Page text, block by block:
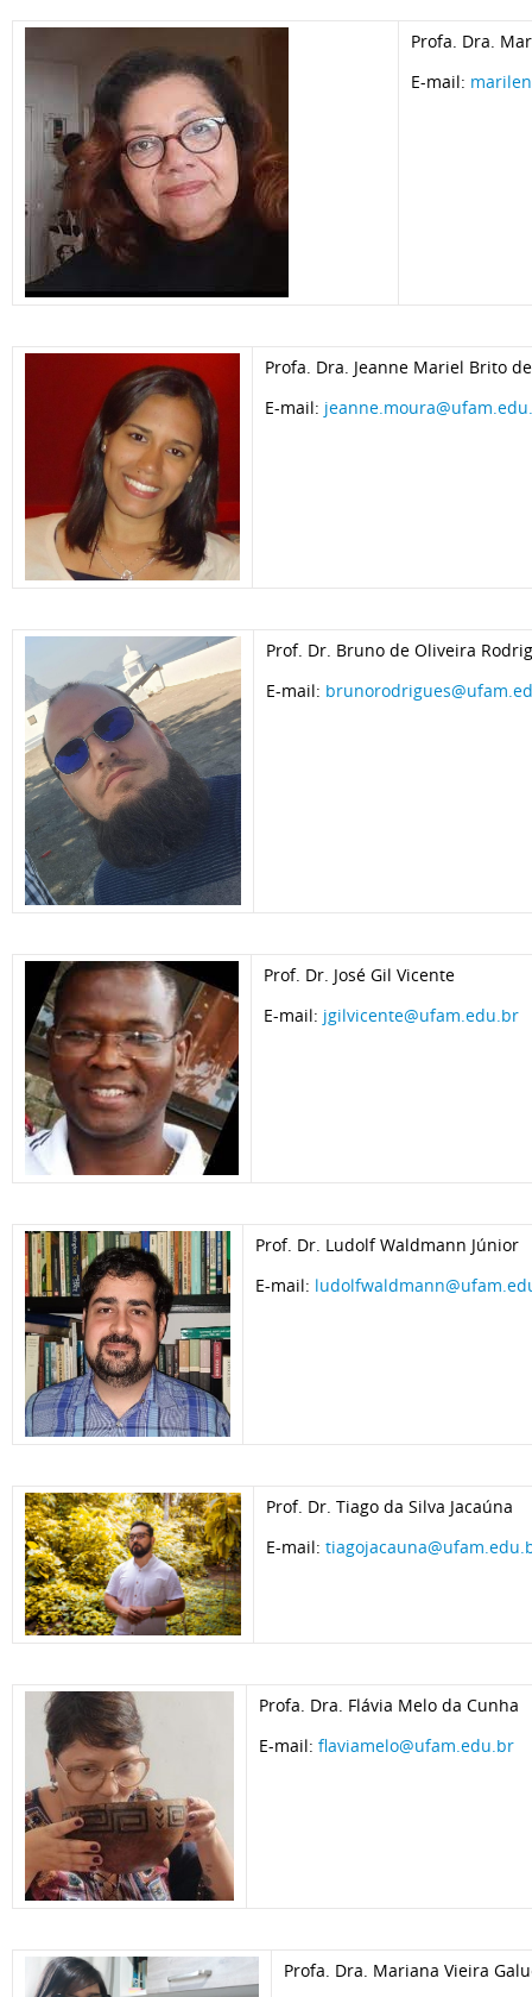
Profa. Dra.
E-mail:
Profa. Dra. Jeanne Mariel Brito
E-mail:
Prof. Dr. Bruno de Oliveira
E-mail:
Prof. Dr. José Gil Vicente
E-mail: jgilvicente@ufam.edu.br
Prof. Dr. Ludolf Waldmann Júnior
E-mail:
Prof. Dr. Tiago da Silva Jacaúna
E-mail:
Profa. Dra. Flávia Melo da Cunha
E-mail: flaviamelo@ufam.edu.br
Profa. Dra. Mariana Vieira